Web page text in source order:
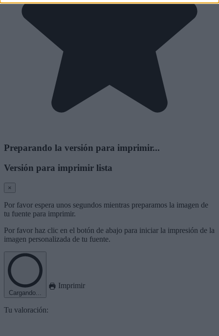
Preparando la versión para imprimir...
Versión para imprimir lista
×
Por favor espera unos segundos mientras preparamos la imagen de
tu fuente para imprimir.
Por favor haz clic en el botón de abajo para iniciar la impresión de la
imagen personalizada de tu fuente.
Cargando...
Imprimir
Tu valoración: